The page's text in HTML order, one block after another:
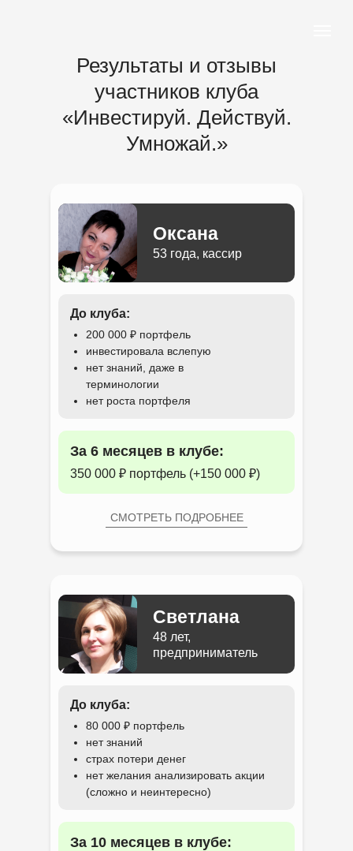
Результаты и отзывы
участников клуба
«Инвестируй. Действуй.
Умножай.»
До клуба:
200 000 ₽ портфель
инвестировала вслепую
нет знаний, даже в
терминологии
нет роста портфеля
За 6 месяцев в клубе:
350 000 ₽ портфель (+150 000 ₽)
53 года, кассир
Оксана
До клуба:
80 000 ₽ портфель
нет знаний
страх потери денег
нет желания анализировать акции
(сложно и неинтересно)
За 10 месяцев в клубе:
48 лет,
предприниматель
Светлана
СМОТРЕТЬ ПОДРОБНЕЕ